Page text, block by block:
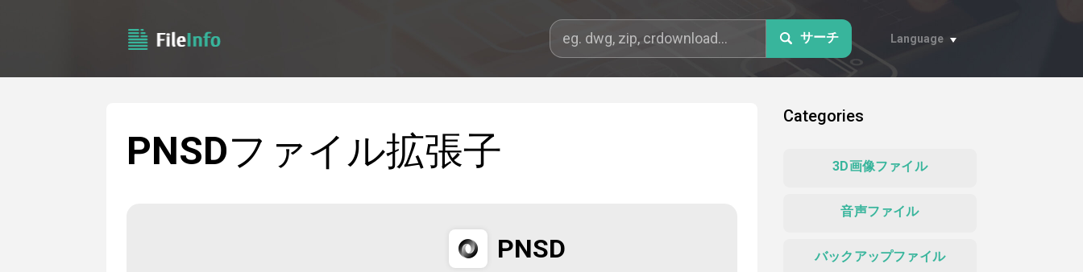
サーチ Language
PNSDファイル拡張子
PNSD
Categories
3D画像ファイル
音声ファイル
バックアップファイル